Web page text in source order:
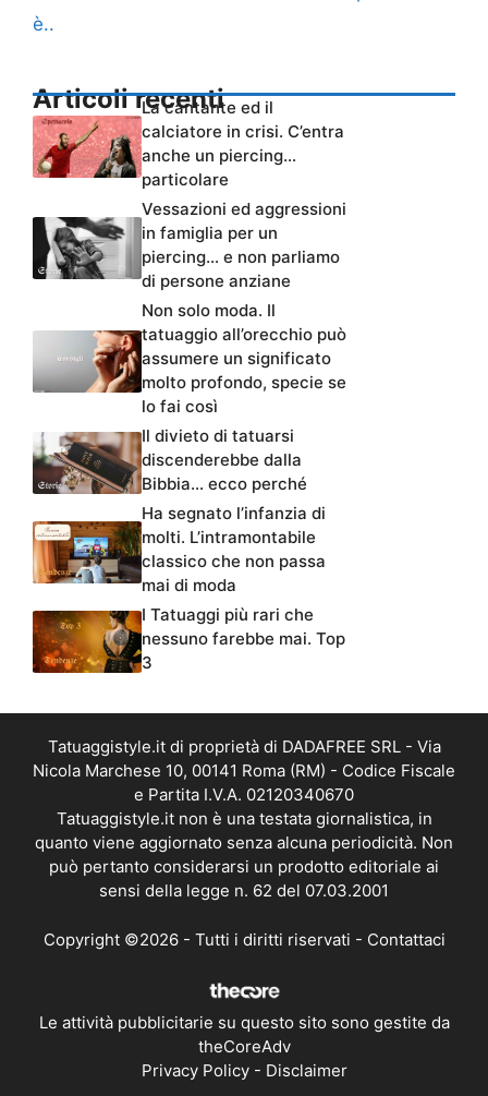
è..
Articoli recenti
La cantante ed il
calciatore in crisi. C’entra
anche un piercing…
particolare
Vessazioni ed aggressioni
in famiglia per un
piercing… e non parliamo
di persone anziane
Non solo moda. Il
tatuaggio all’orecchio può
assumere un significato
molto profondo, specie se
lo fai così
Il divieto di tatuarsi
discenderebbe dalla
Bibbia… ecco perché
Ha segnato l’infanzia di
molti. L’intramontabile
classico che non passa
mai di moda
I Tatuaggi più rari che
nessuno farebbe mai. Top
3
Tatuaggistyle.it di proprietà di DADAFREE SRL - Via
Nicola Marchese 10, 00141 Roma (RM) - Codice Fiscale
e Partita I.V.A. 02120340670
Tatuaggistyle.it non è una testata giornalistica, in
quanto viene aggiornato senza alcuna periodicità. Non
può pertanto considerarsi un prodotto editoriale ai
sensi della legge n. 62 del 07.03.2001
Copyright ©2026 - Tutti i diritti riservati - Contattaci
Le attività pubblicitarie su questo sito sono gestite da
theCoreAdv
Privacy Policy- Disclaimer